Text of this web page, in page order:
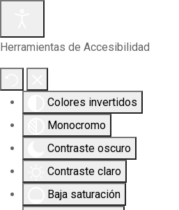
Herramientas de Accesibilidad
Colores invertidos
Monocromo
Contraste oscuro
Contraste claro
Baja saturación